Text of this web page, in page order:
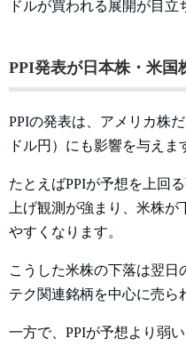
ドルが買われる展開が目立
PPI発表が日本株・米国
PPIの発表は、アメリカ株
ドル円）にも影響を与えま
たとえばPPIが予想を上回
上げ観測が強まり、米株
やすくなります。
こうした米株の下落は翌日
テク関連銘柄を中心に売ら
一方で、PPIが予想より弱